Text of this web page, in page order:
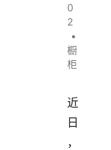
0
2
•
橱
柜
近
日
，